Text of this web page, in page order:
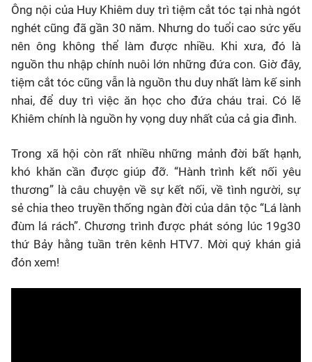
Ông nội của Huy Khiêm duy trì tiệm cắt tóc tại nhà ngót
nghét cũng đã gần 30 năm. Nhưng do tuổi cao sức yếu
nên ông không thể làm được nhiều. Khi xưa, đó là
nguồn thu nhập chính nuôi lớn những đứa con. Giờ đây,
tiệm cắt tóc cũng vẫn là nguồn thu duy nhất làm kế sinh
nhai, để duy trì việc ăn học cho đứa cháu trai. Có lẽ
Khiêm chính là nguồn hy vọng duy nhất của cả gia đình.
Trong xã hội còn rất nhiều những mảnh đời bất hạnh,
khó khăn cần được giúp đỡ. “Hành trình kết nối yêu
thương” là câu chuyện về sự kết nối, về tình người, sự
sẻ chia theo truyền thống ngàn đời của dân tộc “Lá lành
đùm lá rách”. Chương trình được phát sóng lúc 19g30
thứ Bảy hằng tuần trên kênh HTV7. Mời quý khán giả
đón xem!